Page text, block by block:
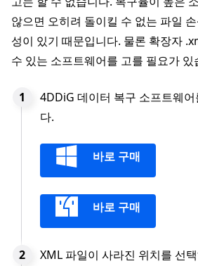
않으면 오히려 돌이킬 수 없는 파일
성이 있기 때문입니다. 물론 확장자
수 있는 소프트웨어를 고를 필요가 있
4DDiG 데이터 복구 소프트웨
다.
바로 구매
바로 구매
XML 파일이 사라진 위치를 선